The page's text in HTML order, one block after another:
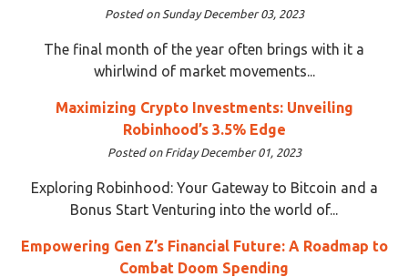
Posted on Sunday December 03, 2023
The final month of the year often brings with it a
whirlwind of market movements...
Maximizing Crypto Investments: Unveiling
Robinhood’s 3.5% Edge
Posted on Friday December 01, 2023
Exploring Robinhood: Your Gateway to Bitcoin and a
Bonus Start Venturing into the world of...
Empowering Gen Z’s Financial Future: A Roadmap to
Combat Doom Spending